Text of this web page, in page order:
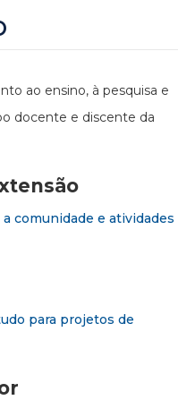
ao ensino, à pesquisa e
docente e discente da
comunidade e atividades
para projetos de